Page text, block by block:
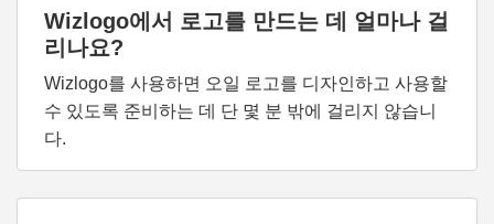
Wizlogo에서 로고를 만드는 데 얼마나 걸
리나요?
Wizlogo를 사용하면 오일 로고를 디자인하고 사용할
수 있도록 준비하는 데 단 몇 분 밖에 걸리지 않습니
다.